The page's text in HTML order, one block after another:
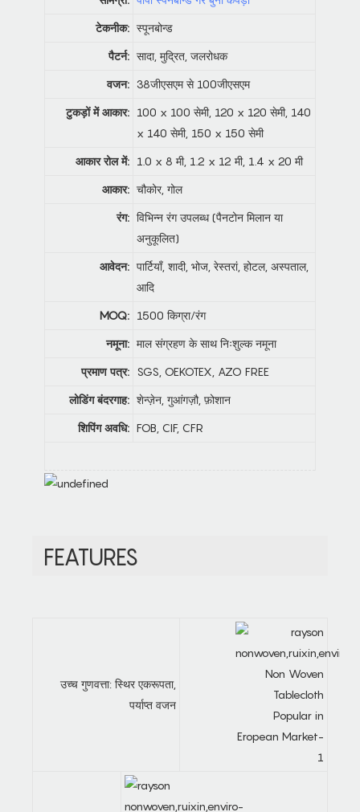
टेकनीक: स्पूनबोन्ड
पैटर्न: सादा, मुद्रित, जलरोधक
वजन: 38जीएसएम से 100जीएसएम
टुकड़ों में आकार: 100 x 100 सेमी, 120 x 120 सेमी, 140
x 140 सेमी, 150 x 150 सेमी
आकार रोल में: 1.0 x 8 मी, 1.2 x 12 मी, 1.4 x 20 मी
आकार: चौकोर, गोल
रंग: विभिन्न रंग उपलब्ध (पैनटोन मिलान या
अनुकूलित)
आवेदन: पार्टियाँ, शादी, भोज, रेस्तरां, होटल, अस्पताल,
आदि
MOQ: 1500 किग्रा/रंग
नमूना: माल संग्रहण के साथ निःशुल्क नमूना
प्रमाण पत्र: SGS, OEKOTEX, AZO FREE
लोडिंग बंदरगाह: शेन्ज़ेन, गुआंगज़ौ, फ़ोशान
शिपिंग अवधि: FOB, CIF, CFR
FEATURES
उच्च गुणवत्ता: स्थिर एकरूपता,
पर्याप्त वजन